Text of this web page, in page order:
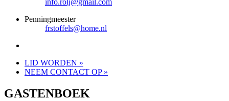
Penningmeester
frstoffels@home.nl
LID WORDEN »
NEEM CONTACT OP »
GASTENBOEK